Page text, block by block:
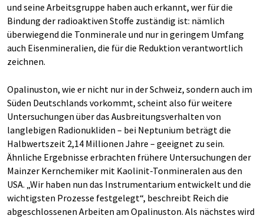
und seine Arbeitsgruppe haben auch erkannt, wer für die
Bindung der radioaktiven Stoffe zuständig ist: nämlich
überwiegend die Tonminerale und nur in geringem Umfang
auch Eisenmineralien, die für die Reduktion verantwortlich
zeichnen.
Opalinuston, wie er nicht nur in der Schweiz, sondern auch im
Süden Deutschlands vorkommt, scheint also für weitere
Untersuchungen über das Ausbreitungsverhalten von
langlebigen Radionukliden – bei Neptunium beträgt die
Halbwertszeit 2,14 Millionen Jahre – geeignet zu sein.
Ähnliche Ergebnisse erbrachten frühere Untersuchungen der
Mainzer Kernchemiker mit Kaolinit-Tonmineralen aus den
USA. „Wir haben nun das Instrumentarium entwickelt und die
wichtigsten Prozesse festgelegt“, beschreibt Reich die
abgeschlossenen Arbeiten am Opalinuston. Als nächstes wird